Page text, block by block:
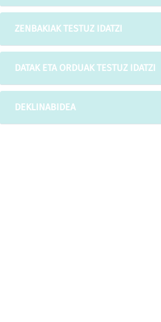
ZENBAKIAK TESTUZ IDATZI
DATAK ETA ORDUAK TESTUZ IDATZI
DEKLINABIDEA